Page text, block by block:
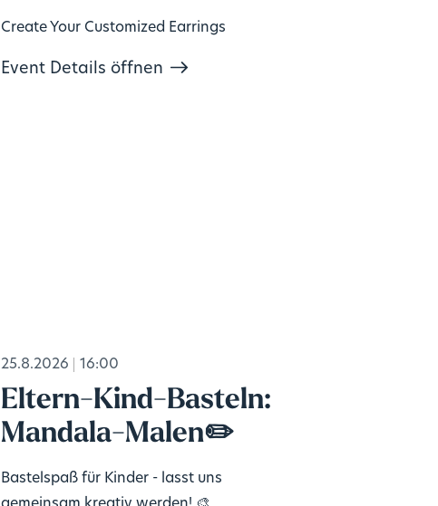
Create Your Customized Earrings
Event Details öffnen
25.8.2026 16:00
Eltern-Kind-Basteln:
Mandala-Malen✏️
Bastelspaß für Kinder - lasst uns